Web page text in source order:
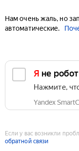
Нам очень жаль, но
автоматические.
Я не робот
Нажмите,
Yandex
Если у вас возникли
обратной связи